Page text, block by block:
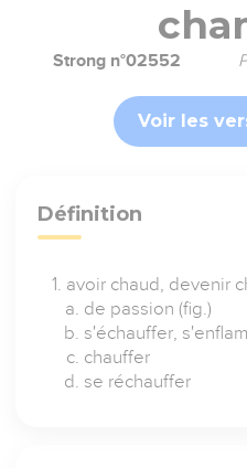
Strong n°02552
Voir les
Définition
avoir chaud, devenir
de passion (fig.)
s'échauffer,
chauffer
se réchauffer